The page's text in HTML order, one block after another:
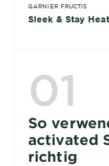
01
So
activated
richtig
GARNIER FRUCTIS
Sleek & Stay